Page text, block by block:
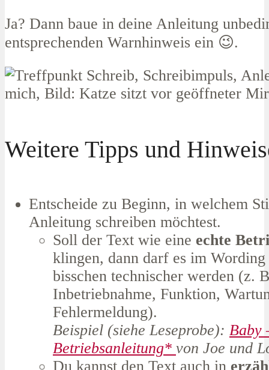
Ja? Dann baue in deine Anleitung
entsprechenden Warnhinweis ein 😉.
Weitere Tipps und
Entscheide zu Beginn, in welchem
Anleitung schreiben möchtest.
Soll der Text wie eine echte
klingen, dann darf es im
bisschen technischer werden (z.
Inbetriebnahme, Funktion,
Fehlermeldung).
Beispiel (siehe Leseprobe): Baby
Betriebsanleitung* von Joe und
Du kannst den Text auch in